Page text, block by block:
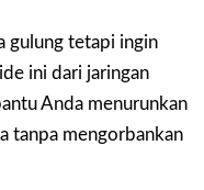
gulung tetapi ingin
ini dari jaringan
Anda menurunkan
tanpa mengorbankan